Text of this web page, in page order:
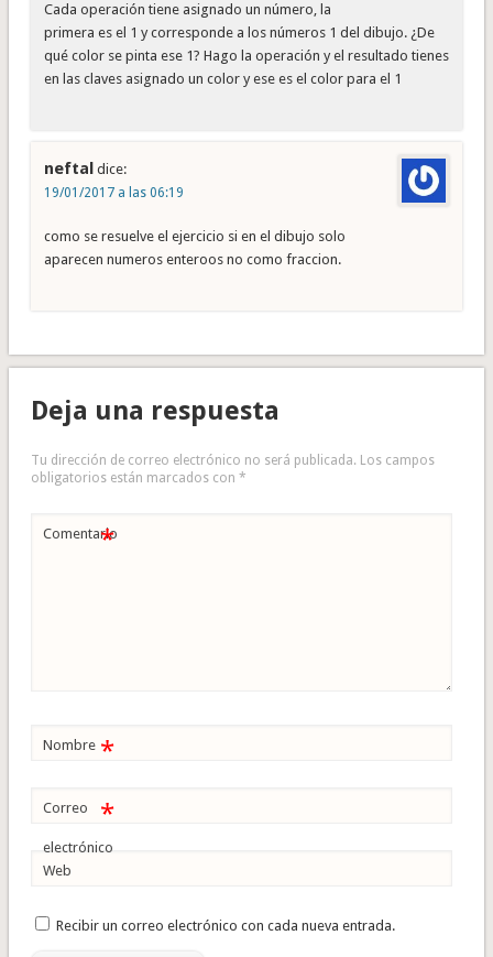
Cada operación tiene asignado un número, la
primera es el 1 y corresponde a los números 1 del dibujo. ¿De
qué color se pinta ese 1? Hago la operación y el resultado tienes
en las claves asignado un color y ese es el color para el 1
neftal dice:
19/01/2017 a las 06:19
como se resuelve el ejercicio si en el dibujo solo
aparecen numeros enteroos no como fraccion.
Deja una respuesta
Tu dirección de correo electrónico no será publicada. Los campos
obligatorios están marcados con *
Comentario
*
Nombre *
Correo
electrónico
*
Web
Recibir un correo electrónico con cada nueva entrada.